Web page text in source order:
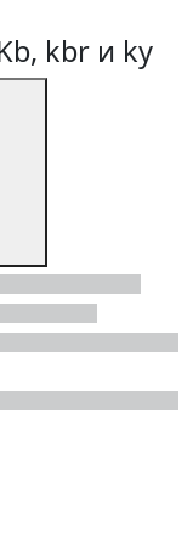
kbr и ky